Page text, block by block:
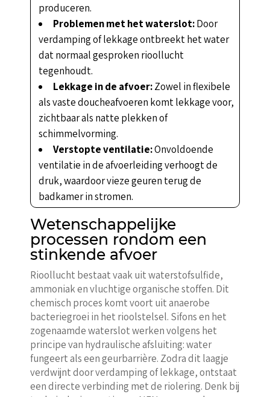
produceren.
Problemen met het waterslot:Door
verdamping of lekkage ontbreekt het water
dat normaal gesproken rioollucht
tegenhoudt.
Lekkage in de afvoer:Zowel in flexibele
als vaste doucheafvoeren komt lekkage voor,
zichtbaar als natte plekken of
schimmelvorming.
Verstopte ventilatie:Onvoldoende
ventilatie in de afvoerleiding verhoogt de
druk, waardoor vieze geuren terug de
badkamer in stromen.
Wetenschappelijke
processen rondom een
stinkende afvoer
Rioollucht bestaat vaak uit waterstofsulfide,
ammoniak en vluchtige organische stoffen. Dit
chemisch proces komt voort uit anaerobe
bacteriegroei in het rioolstelsel. Sifons en het
zogenaamde waterslot werken volgens het
principe van hydraulische afsluiting: water
fungeert als een geurbarrière. Zodra dit laagje
verdwijnt door verdamping of lekkage, ontstaat
een directe verbinding met de riolering. Denk bij